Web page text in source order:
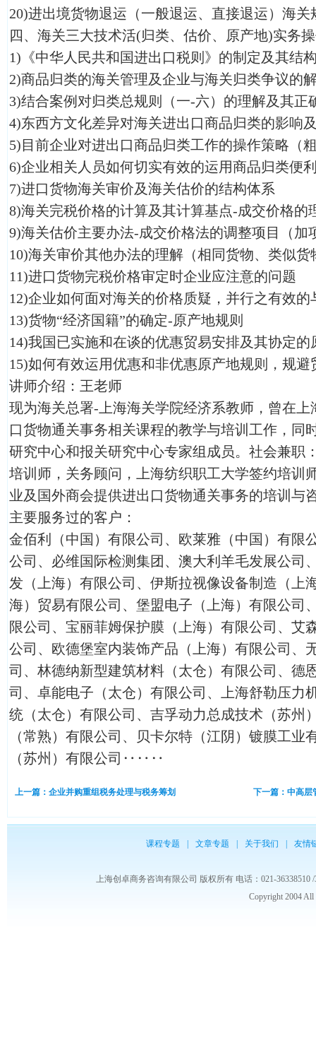
20)进出境货物退运（一般退运、直接退运）海关
四、海关三大技术活(归类、估价、原产地)实务
1)《中华人民共和国进出口税则》的制定及其结
2)商品归类的海关管理及企业与海关归类争议的
3)结合案例对归类总规则（一-六）的理解及其正
4)东西方文化差异对海关进出口商品归类的影响
5)目前企业对进出口商品归类工作的操作策略（
6)企业相关人员如何切实有效的运用商品归类便
7)进口货物海关审价及海关估价的结构体系
8)海关完税价格的计算及其计算基点-成交价格的
9)海关估价主要办法-成交价格法的调整项目（加
10)海关审价其他办法的理解（相同货物、类似
11)进口货物完税价格审定时企业应注意的问题
12)企业如何面对海关的价格质疑，并行之有效
13)货物“经济国籍”的确定-原产地规则
14)我国已实施和在谈的优惠贸易安排及其协定的
15)如何有效运用优惠和非优惠原产地规则，规避
讲师介绍：王老师
现为海关总署-上海海关学院经济系教师，曾在
口货物通关事务相关课程的教学与培训工作，同
研究中心和报关研究中心专家组成员。社会兼职
培训师，关务顾问，上海纺织职工大学签约培训
业及国外商会提供进出口货物通关事务的培训与
主要服务过的客户：
金佰利（中国）有限公司、欧莱雅（中国）有限
公司、必维国际检测集团、澳大利羊毛发展公司
发（上海）有限公司、伊斯拉视像设备制造（上
海）贸易有限公司、堡盟电子（上海）有限公司
限公司、宝丽菲姆保护膜（上海）有限公司、艾
公司、欧德堡室内装饰产品（上海）有限公司、
司、林德纳新型建筑材料（太仓）有限公司、德
司、卓能电子（太仓）有限公司、上海舒勒压力
统（太仓）有限公司、吉孚动力总成技术（苏州
（常熟）有限公司、贝卡尔特（江阴）镀膜工业
（苏州）有限公司‥‥‥
上一篇：企业并购重组税务处理与税务筹划 下一篇：中高层
课程专题 文章专题 关于我们 友情
上海创卓商务咨询有限公司 版权所有 电话：021-36338510 /
Copyright 2004 All